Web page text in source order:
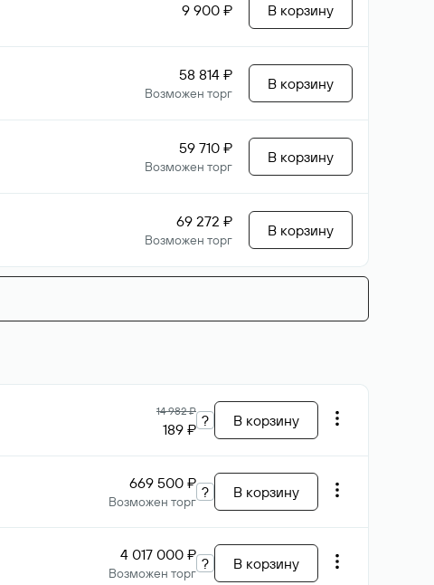
9 900 ₽ В корзину
58 814 ₽
Возможен торг
В корзину
59 710 ₽
Возможен торг
В корзину
69 272 ₽
Возможен торг
В корзину
14 982 ₽
189 ₽ ? В корзину
669 500 ₽
Возможен торг
? В корзину
4 017 000 ₽
Возможен торг
? В корзину